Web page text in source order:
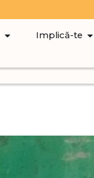
Implică-te